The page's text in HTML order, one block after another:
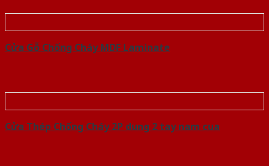
Cửa Gỗ Chống Cháy MDF Laminate
Cửa Thép Chống Cháy 2P dung 2 tay nam cua